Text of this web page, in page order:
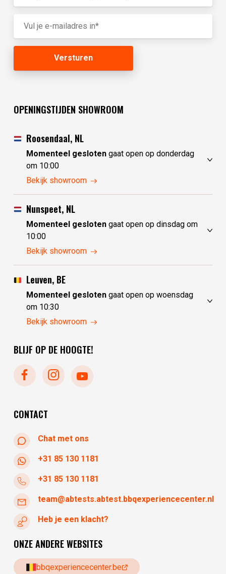
OPENINGSTIJDEN SHOWROOM
Roosendaal, NL
Momenteel geslotengaat open op donderdag
om 10:00
maandag
dinsdag
gesloten
woensdag
donderdag
10:00 - 17:30
vrijdag
10:00 - 17:30
zaterdag
Bekijk showroom
Nunspeet, NL
Momenteel geslotengaat open op dinsdag om
10:00
maandag
dinsdag
10:00 - 17:30
woensdag
donderdag
10:00 - 17:30
vrijdag
10:00 - 17:30
zaterdag
Bekijk showroom
Leuven, BE
Momenteel geslotengaat open op woensdag
om 10:30
maandag
woensdag
vrijdag
zaterdag
Bekijk showroom
BLIJF OP DE HOOGTE!
CONTACT
Chat met ons
+31 85 130 1181
+31 85 130 1181
team@abtests.abtest.bbqexperiencecenter.nl
Heb je een klacht?
ONZE ANDERE WEBSITES
bbqexperiencecenter.be